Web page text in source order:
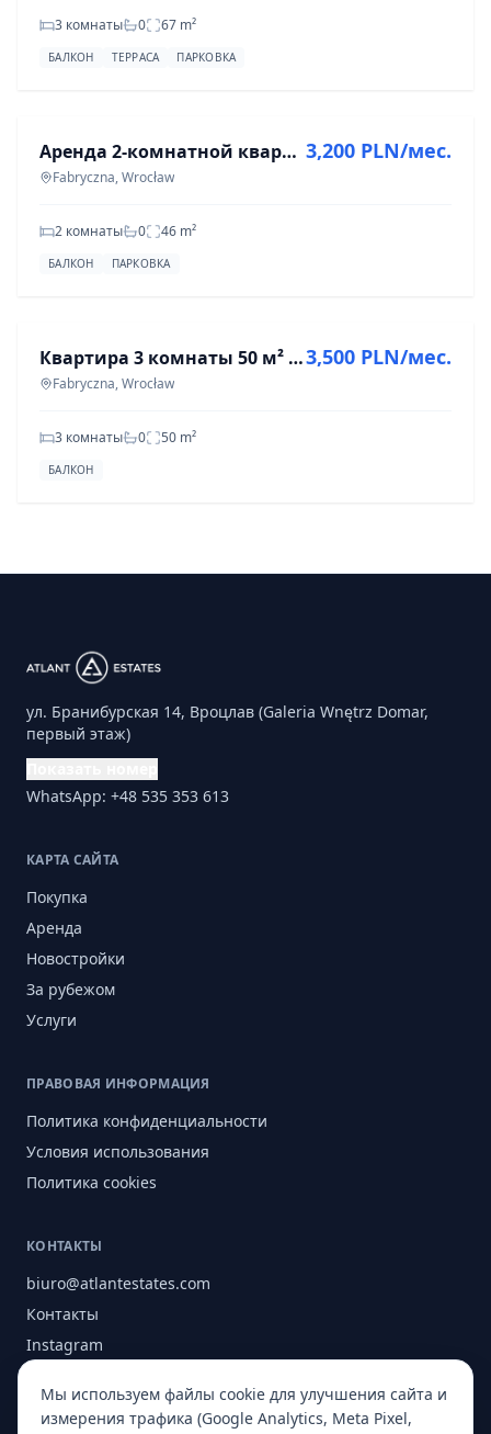
3 комнаты 0 67 m²
БАЛКОН ТЕРРАСА ПАРКОВКА
Аренда 2-комнатной квартиры 46 м² в Фабрычной, Вроцлав
Fabryczna, Wrocław
3,200 PLN/мес.
2 комнаты 0 46 m²
БАЛКОН ПАРКОВКА
Квартира 3 комнаты 50 м² в Фабрычной, ул. Сzybowcowa
Fabryczna, Wrocław
3,500 PLN/мес.
3 комнаты 0 50 m²
БАЛКОН
ул. Бранибурская 14, Вроцлав (Galeria Wnętrz Domar,
первый этаж)
WhatsApp: +48 535 353 613
КАРТА САЙТА
Покупка
Аренда
Новостройки
За рубежом
Услуги
ПРАВОВАЯ ИНФОРМАЦИЯ
Политика конфиденциальности
Условия использования
Политика cookies
КОНТАКТЫ
biuro@atlantestates.com
Контакты
Instagram
О нас
Мы используем файлы cookie для улучшения сайта и
измерения трафика (Google Analytics, Meta Pixel,